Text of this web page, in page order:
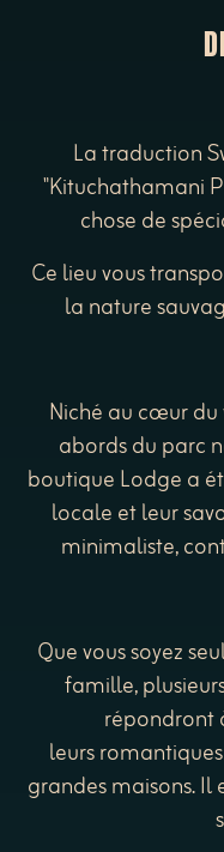
La traduction
"Kituchathamani
chose de
Ce lieu vous
la nature
Niché au cœur
abords du parc
boutique Lodge a
locale et leur
minimaliste,
Que vous soyez
famille,
répondront
leurs
grandes maisons.